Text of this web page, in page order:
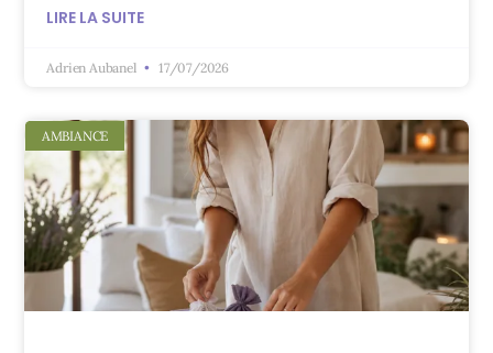
LIRE LA SUITE
Adrien Aubanel 17/07/2026
AMBIANCE